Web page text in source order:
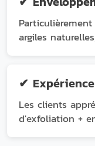
argiles
✔
Les clients
d'exfoliation +